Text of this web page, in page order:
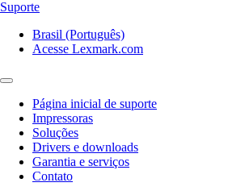
Suporte
Brasil (Português)
Acesse Lexmark.com
Página inicial de suporte
Impressoras
Soluções
Drivers e downloads
Garantia e serviços
Contato